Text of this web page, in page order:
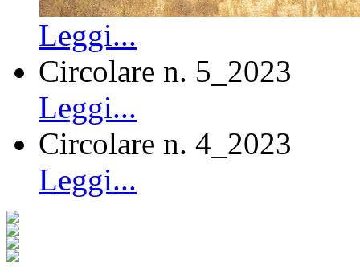
Leggi...
Circolare n. 5_2023
Leggi...
Circolare n. 4_2023
Leggi...